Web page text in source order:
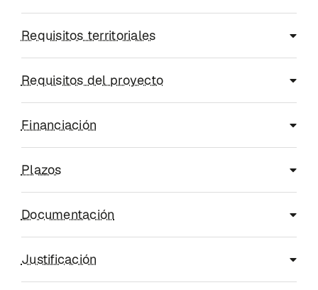
Requisitos territoriales
Requisitos del proyecto
Financiación
Plazos
Documentación
Justificación